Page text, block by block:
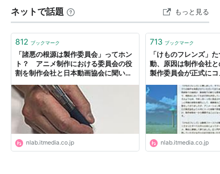
われる」ではない現実 ここ数年、日本のコンテンツ
IP（知的財産）は、世界中の企業から熱い視線を…
ネットで話題 もっと見る
812 ブックマーク
「諸悪の根源は製作委員会」ってホン
ト？ アニメ制作における委員会の役
割を制作会社と日本動画協会に聞いた
nlab.itmedia.co.jp
713 ブックマーク
「けものフレンズ」
動、原因は制作会社
製作委員会が正式に
nlab.itmedia.co.jp